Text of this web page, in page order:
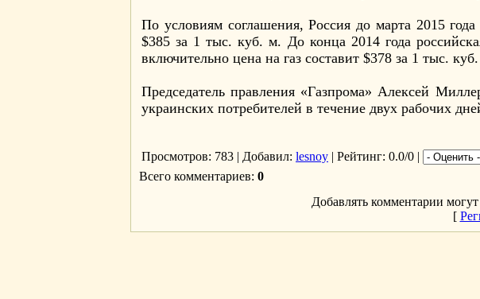
По условиям соглашения, Россия до марта 2015
$385 за 1 тыс. куб. м. До конца 2014 года
включительно цена на газ составит $378 за 1 тыс.
Председатель правления «Газпрома» Алексей
украинских потребителей в течение двух рабочих
Просмотров: 783 | Добавил: lesnoy | Рейтинг: 0.0/0 |
Всего комментариев: 0
Добавлять комментарии
[